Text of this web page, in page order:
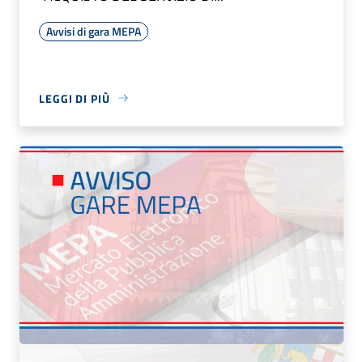
Avvisi di gara MEPA
LEGGI DI PIÙ